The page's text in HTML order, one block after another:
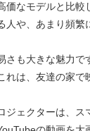
価なモデルと比
人や、あまり頻繁
さも大きな魅力
れは、友達の家で
ジェクターは、